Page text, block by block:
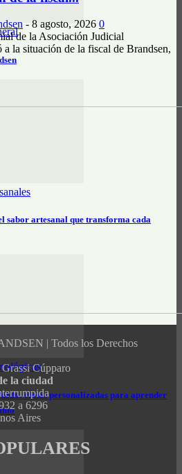
sabor artesanal que transforma cada
clases personalizadas para aprender
- 8 agosto, 2026 0
de la Asociación Judicial
la situación de la fiscal de Brandsen,
| Todos los Derechos
Cúpparo
la ciudad
a 6296
Aires